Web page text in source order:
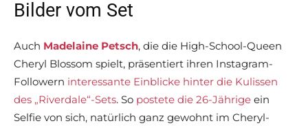
Bilder vom Set
Auch Madelaine Petsch, die die High-School-Queen
Cheryl Blossom spielt, präsentiert ihren Instagram-
Followern interessante Einblicke hinter die Kulissen
des „Riverdale“-Sets. So postete die 26-Jährige ein
Selfie von sich, natürlich ganz gewohnt im Cheryl-